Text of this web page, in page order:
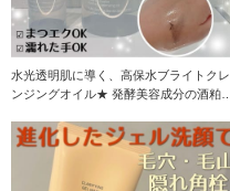
水光透明肌に導く、高保水ブライトクレ
ンジングオイル★ 発酵美容成分の酒粕エ